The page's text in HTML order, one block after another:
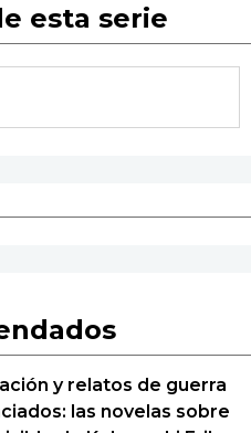
esta serie
y relatos de guerra
las novelas sobre